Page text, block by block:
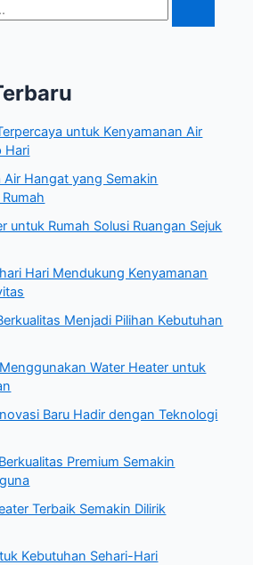
untuk Kenyamanan Air
Hari
Hangat yang Semakin
untuk Rumah Solusi Ruangan Sejuk
Hari Mendukung Kenyamanan
Menjadi Pilihan Kebutuhan
Water Heater untuk
Baru Hadir dengan Teknologi
Premium Semakin
Terbaik Semakin Dilirik
Kebutuhan Sehari-Hari